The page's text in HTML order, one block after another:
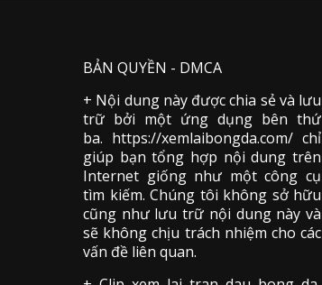
BẢN QUYỀN - DMCA
+ Nội dung này được chia sẻ và lưu
trữ bởi một ứng dụng bên thứ
ba. https://xemlaibongda.com/ chỉ
giúp bạn tổng hợp nội dung trên
Internet giống như một công cụ
tìm kiếm. Chúng tôi không sở hữu
cũng như lưu trữ nội dung này và
sẽ không chịu trách nhiệm cho các
vấn đề liên quan.